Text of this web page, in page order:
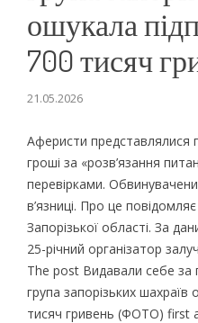
ошукала
700 тисяч
21.05.2026
Аферисти представлялися
гроші за «розв’язання
перевірками.
в’язниці. Про це
Запорізької області. За
25-річний організатор
The post Видавали себе за
група запорізьких шахраїв
тисяч гривень (ФОТО) first